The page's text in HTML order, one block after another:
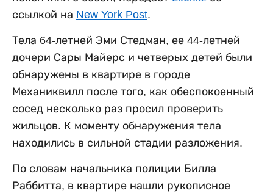
ссылкой на New York Post.
Тела 64-летней Эми Стедман, ее 44-летней
дочери Сары Майерс и четверых детей были
обнаружены в квартире в городе
Механиквилл после того, как обеспокоенный
сосед несколько раз просил проверить
жильцов. К моменту обнаружения тела
находились в сильной стадии разложения.
По словам начальника полиции Билла
Раббитта, в квартире нашли рукописное